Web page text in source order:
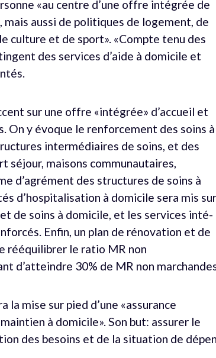
«au centre d’une offre intégrée de
mais aussi de politiques de logement, de
culture et de sport». «Compte tenu des
des services d’aide à domicile et
sur une offre «intégrée» d’accueil et
On y évoque le renforcement des soins à
intermédiaires de soins, et des
séjour, maisons communautaires,
d’agrément des structures de soins à
d’hospitalisation à domicile sera mis sur
de soins à domicile, et les services inté­
Enfin, un plan de rénovation et de
rééquilibrer le ratio MR non
d’atteindre 30% de MR non
la mise sur pied d’une «assurance
à domicile». Son but: assurer le
des besoins et de la situation de